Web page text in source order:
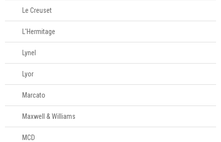
Eletros
Mesa
Cama e banho
Móveis
Decoração
Le Creuset
L'Hermitage
Lynel
Lyor
Marcato
Maxwell & Williams
MCD